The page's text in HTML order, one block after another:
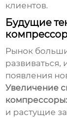
клиентов.
Будущие
Рынок
появления
Увеличение
компрессоры:
и растущие